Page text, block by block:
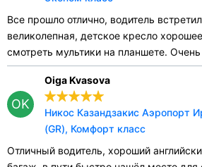
Все прошло отлично, водитель
великолепная, детское кресло
смотреть мультики на планшете.
OK
Oiga Kvasova
Никос Казандзакис Аэропорт
(GR), Комфорт класс
Отличный водитель, хороший